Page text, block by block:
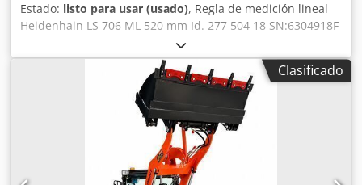
Estado: listo para usar (usado), Regla de medición lineal
Heidenhain LS 706 ML 520 mm Id. 277 504 18 SN:6304918F
+ cabezal de lectura AE LS 706 . 276 504-31 , el artículo ha
sido reacondicionado por completo, usado, con signos
normales de uso, 100% funcional, contenido según fotos.
Cedox Er Idopfx Aizoha
Clasificado